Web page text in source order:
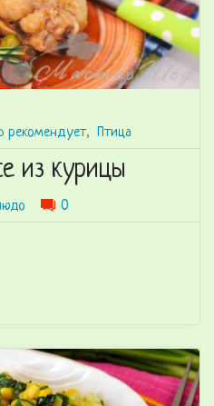
рекомендует, Птица
из курицы
0